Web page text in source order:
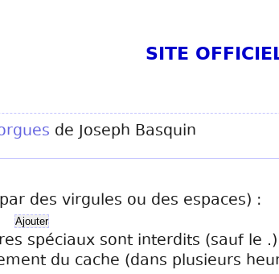
SITE
de Joseph Basquin
des virgules ou des espaces) :
spéciaux sont interdits (sauf le
du cache (dans plusieurs